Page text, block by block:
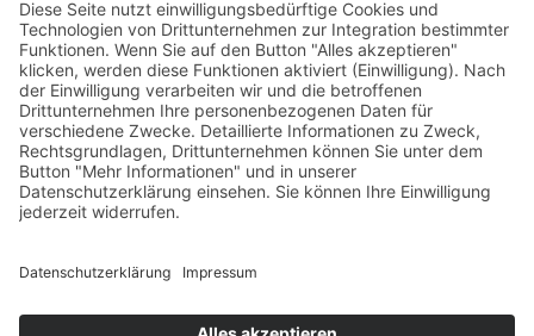
Aufgepasst: Verwechslungsgefahr! Wir befinden
uns in Vöhringen zwischen Stuttgart und dem
Bodensee. Nicht in Vöhringen bei Ulm.
Als regionales Unternehmen bauen wir
ausschließlich in Baden-Württemberg.